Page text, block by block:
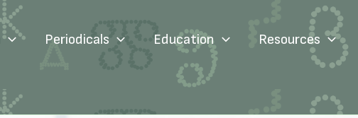
Periodicals Education Resources